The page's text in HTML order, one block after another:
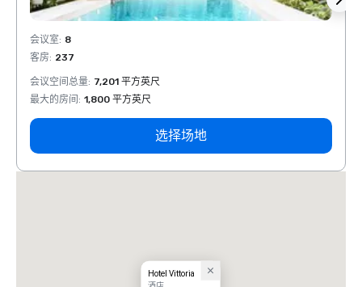
会议室: 8
客房: 237
会议空间总量: 7,201 平方英尺
最大的房间 : 1,800 平方英尺
选择场地
Hotel Vittoria